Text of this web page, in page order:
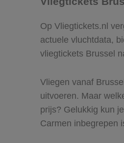
Op Vliegtickets.nl
actuele vluchtdata,
vliegtickets Brussel
Vliegen vanaf
uitvoeren. Maar
prijs? Gelukkig kun
Carmen inbegrepen